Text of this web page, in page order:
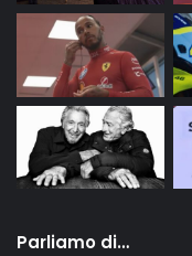
Parliamo di…